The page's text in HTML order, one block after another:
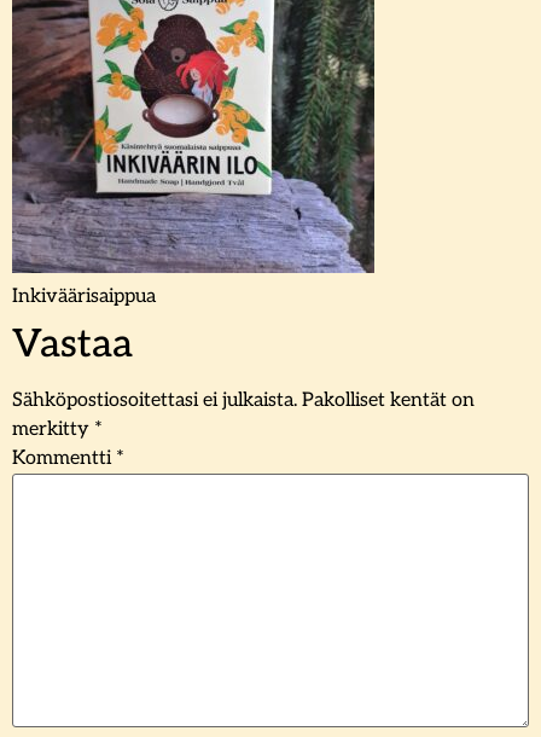
Inkiväärisaippua
Vastaa
Sähköpostiosoitettasi ei julkaista. Pakolliset kentät on
merkitty *
Kommentti *